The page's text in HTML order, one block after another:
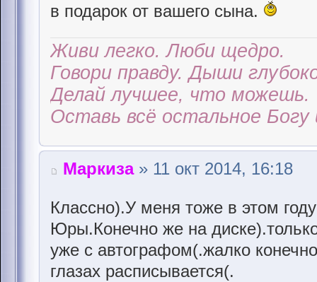
в подарок от вашего сына.
Живи легко. Люби щедро.
Говори правду. Дыши
Делай лучшее, что можешь.
Оставь всё остальное Богу
Маркиза» 11 окт 2014, 16:18
Классно).У меня тоже в этом
Юры.Конечно же на
уже с автографом(.жалко
глазах расписывается(.